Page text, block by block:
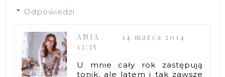
Odpowiedzi
ANIA
14 marca 2014
13:35
U mnie cały rok zastępują
tonik, ale latem i tak zawsze